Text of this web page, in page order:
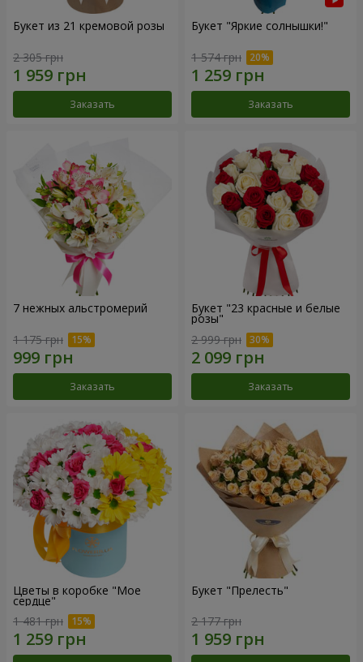
Букет из 21 кремовой розы
2 305 грн
Заказать
Букет "Яркие солнышки!"
1 574 грн
Заказать
7 нежных альстромерий
1 175 грн
Заказать
Букет "23 красные и белые
розы"
2 999 грн
Заказать
Цветы в коробке "Мое
сердце"
1 481 грн
Букет "Прелесть"
2 177 грн